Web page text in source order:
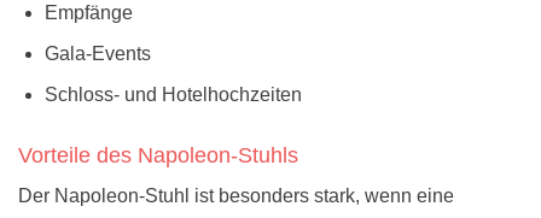
Empfänge
Gala-Events
Schloss- und Hotelhochzeiten
Vorteile des Napoleon-Stuhls
Der Napoleon-Stuhl ist besonders stark, wenn eine